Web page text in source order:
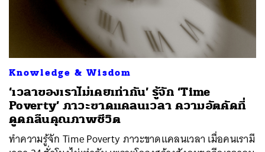
Knowledge & Wisdom
‘เวลาของเราไม่เคยเท่ากัน’ รู้จัก ‘Time
Poverty’ ภาวะขาดแคลนเวลา ความอัตคัดที่
ดูดกลืนคุณภาพชีวิต
ทำความรู้จัก Time Poverty ภาวะขาดแคลนเวลา เมื่อคนเรามี